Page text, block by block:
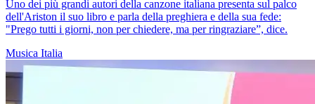
Uno dei più grandi autori della canzone italiana presenta sul palco
dell'Ariston il suo libro e parla della preghiera e della sua fede:
"Prego tutti i giorni, non per chiedere, ma per ringraziare”, dice.
Musica Italia